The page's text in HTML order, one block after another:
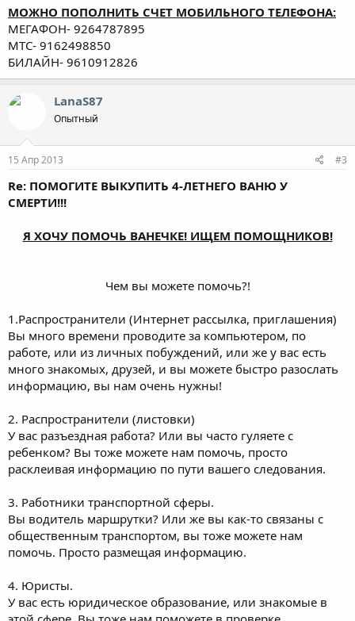
МОЖНО ПОПОЛНИТЬ СЧЕТ МОБИЛЬНОГО ТЕЛЕФОНА:
МЕГАФОН- 9264787895
МТС- 9162498850
БИЛАЙН- 9610912826
LanaS87
Опытный
15 Апр 2013 #3
Re: ПОМОГИТЕ ВЫКУПИТЬ 4-ЛЕТНЕГО ВАНЮ У
СМЕРТИ!!!
Я ХОЧУ ПОМОЧЬ ВАНЕЧКЕ! ИЩЕМ ПОМОЩНИКОВ!
Чем вы можете помочь?!​
1.Распространители (Интернет рассылка, приглашения)
Вы много времени проводите за компьютером, по
работе, или из личных побуждений, или же у вас есть
много знакомых, друзей, и вы можете быстро разослать
информацию, вы нам очень нужны!
2. Распространители (листовки)
У вас разъездная работа? Или вы часто гуляете с
ребенком? Вы тоже можете нам помочь, просто
расклеивая информацию по пути вашего следования.
3. Работники транспортной сферы.
Вы водитель маршрутки? Или же вы как-то связаны с
общественным транспортом, вы тоже можете нам
помочь. Просто размещая информацию.
4. Юристы.
У вас есть юридическое образование, или знакомые в